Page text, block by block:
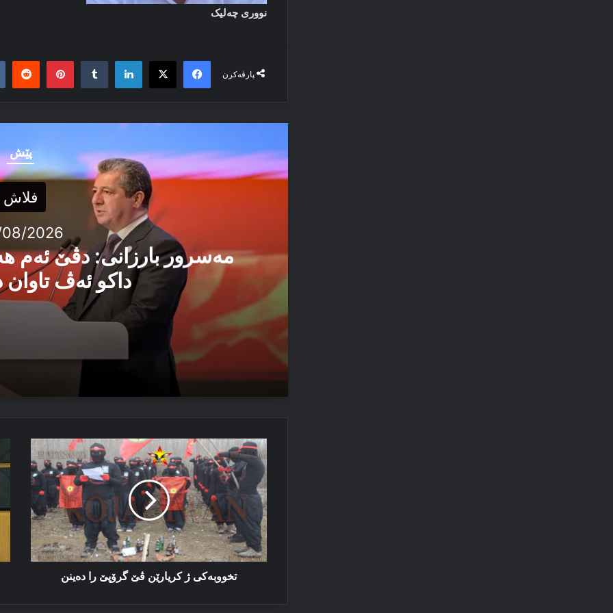
نووری چه‌لیک
پارڤەکرن
Facebook
X
LinkedIn
Tumblr
پێش
فلاش
2026
مەسرور بارزانی: دڤێ ئەم
داکو ئەڤ تاوان
04/08/2026
مەسرور بارزانی: دڤێ ئەم هەموو ب هەڤ را کاربکن
ئێزدیۆ رابە ژ خەوێ
تخووبەکی
ژ
کریارێن
ڤێ
گرۆپێ
را
ده‌ینن
تخووبەکی ژ کریارێن ڤێ گرۆپێ را ده‌ینن